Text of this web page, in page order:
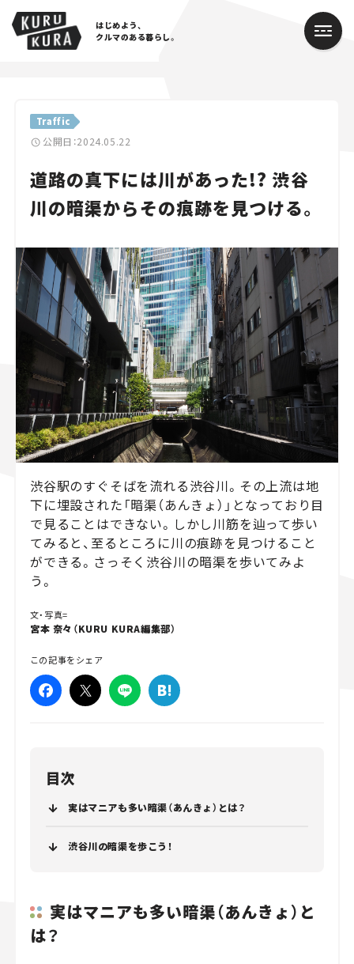
はじめよう、
クルマのある暮らし。
Traffic
公開日：2024.05.22
道路の真下には川があった!? 渋谷
川の暗渠からその痕跡を見つける。
渋谷駅のすぐそばを流れる渋谷川。その上流は地
下に埋設された「暗渠（あんきょ）」となっており目
で見ることはできない。しかし川筋を辿って歩い
てみると、至るところに川の痕跡を見つけること
ができる。さっそく渋谷川の暗渠を歩いてみよ
う。
文・写真=
宮本 奈々（KURU KURA編集部）
この記事をシェア
目次
実はマニアも多い暗渠（あんきょ）とは？
渋谷川の暗渠を歩こう！
実はマニアも多い暗渠（あんきょ）と
は？
Cars
Lifestyle
Traffic
Special
Series
Campaign
人気のハッシュタグ
スズキ ジムニー｜Suzuki Jimny
スズキ｜Suzuki
マツダ｜Mazda
マツダ ロードスター｜Mazda Roadster